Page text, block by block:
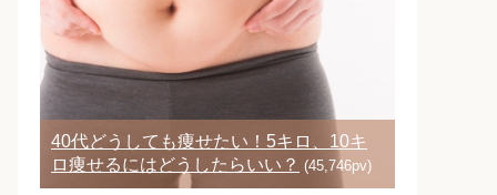
40代どうしても痩せたい！5キロ、10キ
ロ痩せるにはどうしたらいい？ (45,746pv)